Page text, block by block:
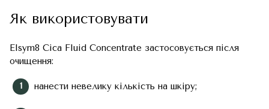
Як використовувати
Elsym8 Cica Fluid Concentrate застосовується після
очищення:
нанести невелику кількість на шкіру;